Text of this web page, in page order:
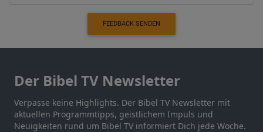
FEEDBACK SENDEN
Der Bibel TV Newsletter
Verpasse keine Highlights. Der Bibel TV Newsletter mit
aktuellen Programmtipps, geistlichem Impuls und
Neuigkeiten rund um Bibel TV informiert Dich jede Woche.